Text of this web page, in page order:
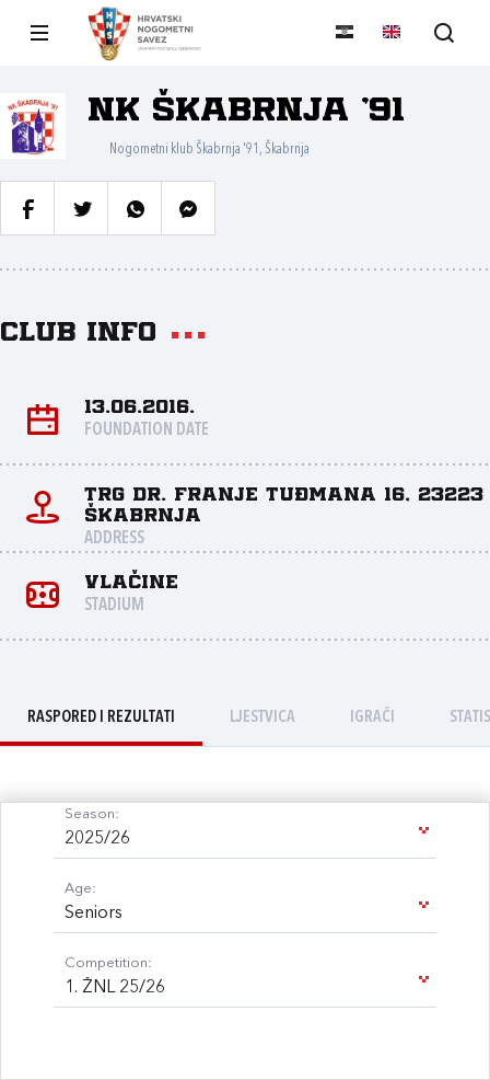
NK Škabrnja '91
Nogometni klub Škabrnja '91, Škabrnja
Club info
13.06.2016.
FOUNDATION DATE
Trg dr. Franje Tuđmana 16, 23223
Škabrnja
ADDRESS
Vlačine
STADIUM
RASPORED I REZULTATI LJESTVICA IGRAČI
Season:
2025/26
Age:
Seniors
Competition:
1. ŽNL 25/26